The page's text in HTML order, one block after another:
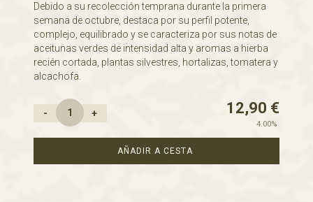
Debido a su recolección temprana durante la primera
semana de octubre, destaca por su perfil potente,
complejo, equilibrado y se caracteriza por sus notas de
aceitunas verdes de intensidad alta y aromas a hierba
recién cortada, plantas silvestres, hortalizas, tomatera y
alcachofa.
12,90 €
4.00%
- +
AÑADIR A CESTA